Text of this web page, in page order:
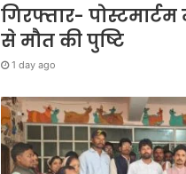
गिरफ्तार-
से मौत की पुष्टि
1 day ago